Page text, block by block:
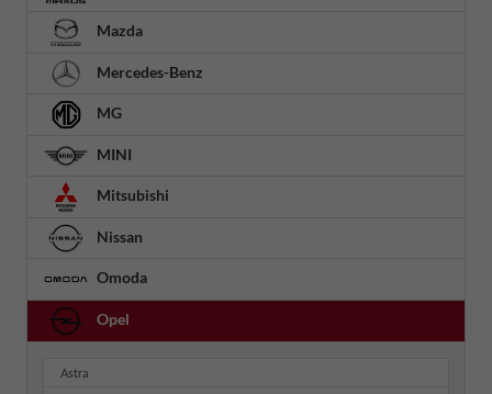
Mazda
Mercedes-Benz
MG
MINI
Mitsubishi
Nissan
Omoda
Opel
Astra